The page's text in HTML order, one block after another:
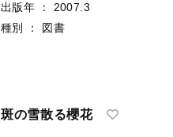
出版年
：
2007.3
種別
： 図書
斑の雪散る櫻花